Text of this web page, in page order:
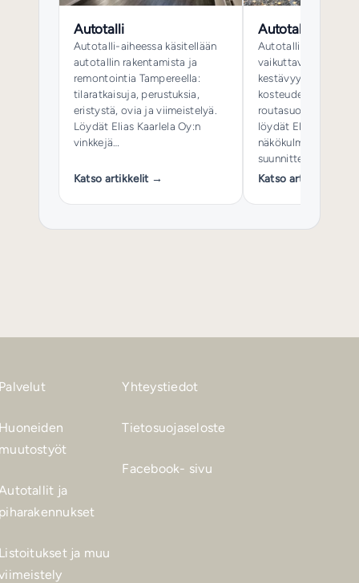
Autotalli
Autotalli-aiheessa käsitellään
autotallin rakentamista ja
remontointia Tampereella:
tilaratkaisuja, perustuksia,
eristystä, ovia ja viimeistelyä.
Löydät Elias Kaarlela Oy:n
vinkkejä…
Katso artikkelit →
Autotallin
Autotallin
vaikuttavat
kestävyyteen,
kosteudenhallintaan
routasuojaukseen.
löydät Elias Kaarlela
näkökulmia
suunnitteluun ja
Katso artikkelit →
ja
ja muu
Yhteystiedot
Tietosuojaseloste
Facebook- sivu